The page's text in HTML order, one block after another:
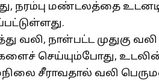
நரம்பு மண்டலத்தை
வலி, நாள்பட்ட முதுகு வலி
செய்யும்போது,
சீராவதால் வலி